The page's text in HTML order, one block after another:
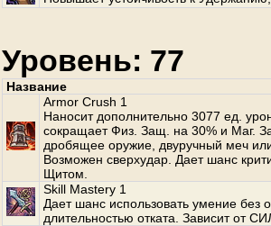
Уровень: 77
Название
Armor Crush 1
Наносит дополнительно 3077 ед.
сокращает Физ. Защ. на 30% и Маг.
дробящее оружие, двуручный меч
Возможен сверхудар. Дает шанс
Щитом.
Skill Mastery 1
Дает шанс использовать умение без
длительностью отката. Зависит от